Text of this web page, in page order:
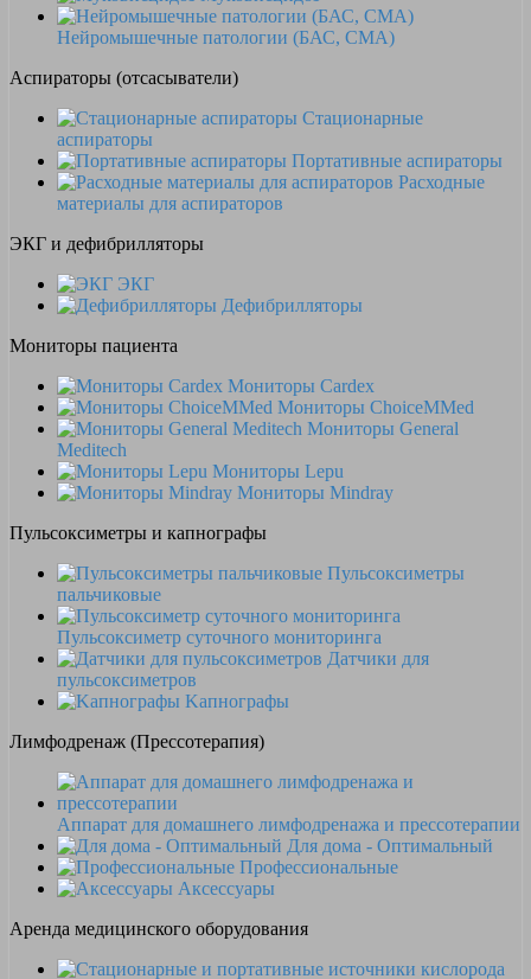
Нейромышечные патологии (БАС, СМА)
Аспираторы (отсасыватели)
Стационарные
аспираторы
Портативные аспираторы
Расходные
материалы для аспираторов
ЭКГ и дефибрилляторы
ЭКГ
Дефибрилляторы
Мониторы пациента
Мониторы Cardex
Мониторы ChoiceMMed
Мониторы General
Meditech
Мониторы Lepu
Мониторы Mindray
Пульсоксиметры и капнографы
Пульсоксиметры
пальчиковые
Пульсоксиметр суточного мониторинга
Датчики для
пульсоксиметров
Kапнографы
Лимфодренаж (Прессотерапия)
Аппарат для домашнего лимфодренажа и прессотерапии
Для дома - Оптимальный
Профессиональные
Аксессуары
Аренда медицинского оборудования